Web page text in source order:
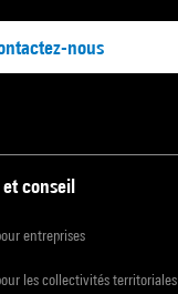
nous
conseil
entreprises
les collectivités territoriales